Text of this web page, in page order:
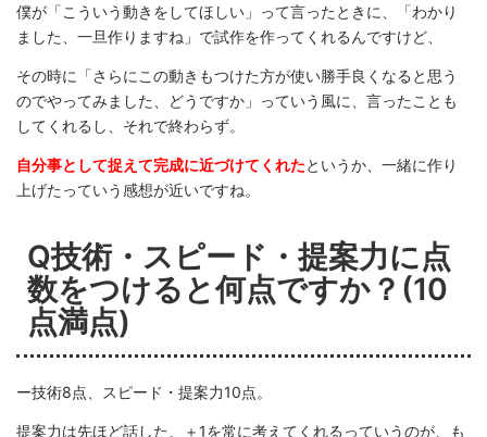
僕が「こういう動きをしてほしい」って言ったときに、「わかり
ました、一旦作りますね」で試作を作ってくれるんですけど、
その時に「さらにこの動きもつけた方が使い勝手良くなると思う
のでやってみました、どうですか」っていう風に、言ったことも
してくれるし、それで終わらず。
自分事として捉えて完成に近づけてくれたというか、一緒に作り
上げたっていう感想が近いですね。
Q技術・スピード・提案力に点
数をつけると何点ですか？(10
点満点)
ー技術8点、スピード・提案力10点。
提案力は先ほど話した、＋1を常に考えてくれるっていうのが、も